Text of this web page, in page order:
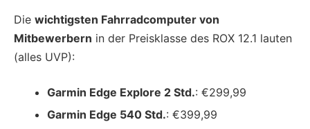
Die wichtigsten Fahrradcomputer von
Mitbewerbern in der Preisklasse des ROX 12.1 lauten
(alles UVP):
Garmin Edge Explore 2 Std.: €299,99
Garmin Edge 540 Std.: €399,99